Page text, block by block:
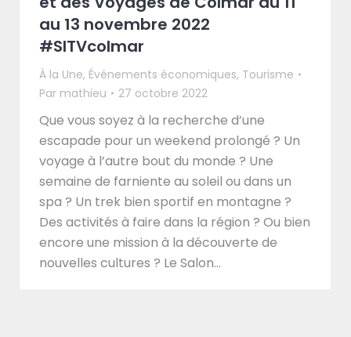
au 13 novembre 2022
#SITVcolmar
À la Une, Événements économiques, Tourisme
Par mathieu 27 octobre 2022
Que vous soyez à la recherche d’une
escapade pour un weekend prolongé ? Un
voyage à l’autre bout du monde ? Une
semaine de farniente au soleil ou dans un
spa ? Un trek bien sportif en montagne ?
Des activités à faire dans la région ? Ou bien
encore une mission à la découverte de
nouvelles cultures ? Le Salon…